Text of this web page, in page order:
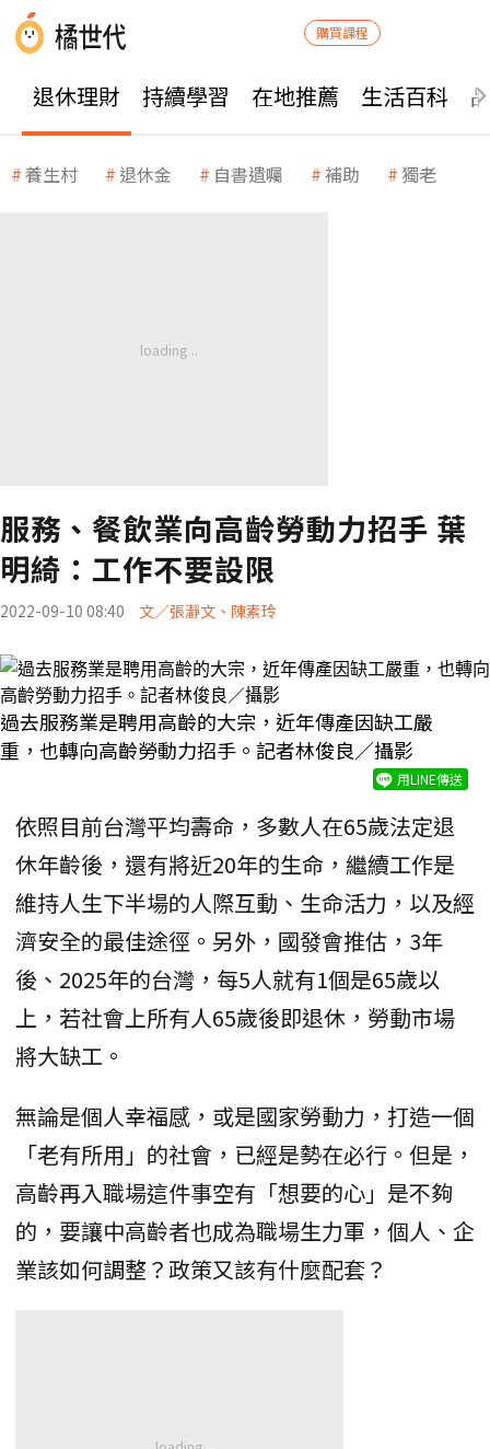
購買課程
退休理財 持續學習 在地推薦 生活百科
養生村 退休金 自書遺囑 補助 獨老
服務、餐飲業向高齡勞動力招手 葉
明綺：工作不要設限
2022-09-10 08:40 文／張瀞文、陳素玲
過去服務業是聘用高齡的大宗，近年傳產因缺工嚴
重，也轉向高齡勞動力招手。記者林俊良／攝影
用LINE傳送
依照目前台灣平均壽命，多數人在65歲法定退
休年齡後，還有將近20年的生命，繼續工作是
維持人生下半場的人際互動、生命活力，以及經
濟安全的最佳途徑。另外，國發會推估，3年
後、2025年的台灣，每5人就有1個是65歲以
上，若社會上所有人65歲後即退休，勞動市場
將大缺工。
無論是個人幸福感，或是國家勞動力，打造一個
「老有所用」的社會，已經是勢在必行。但是，
高齡再入職場這件事空有「想要的心」是不夠
的，要讓中高齡者也成為職場生力軍，個人、企
業該如何調整？政策又該有什麼配套？